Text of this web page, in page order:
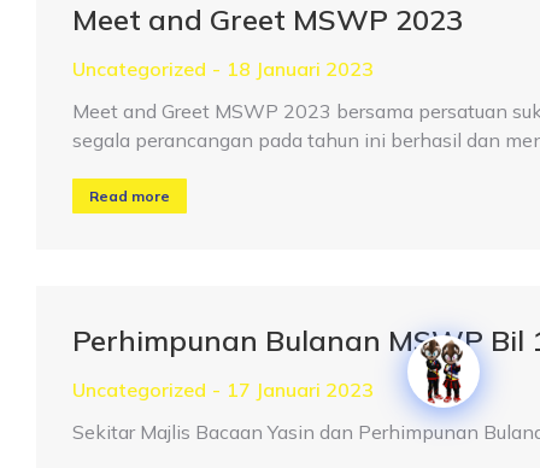
Meet and Greet MSWP 2023
Uncategorized
18 Januari 2023
Meet and Greet MSWP 2023 bersama persatuan
segala perancangan pada tahun ini berhasil dan
Read more
Perhimpunan Bulanan MSWP Bil
Uncategorized
17 Januari 2023
Sekitar Majlis Bacaan Yasin dan Perhimpunan